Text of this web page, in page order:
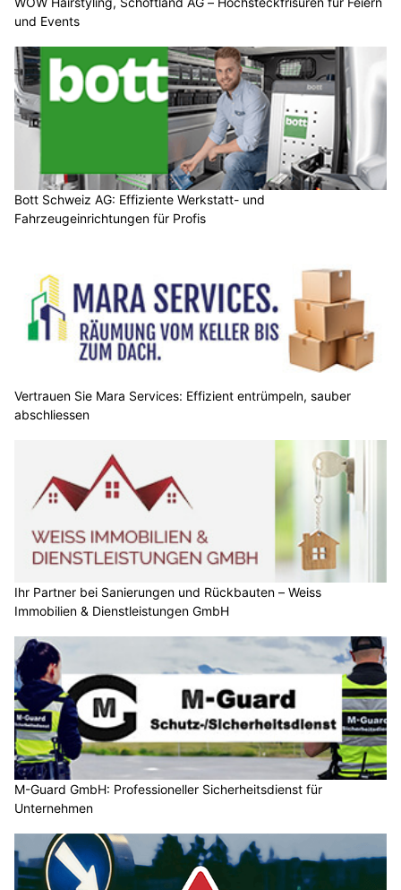
und Events
Bott Schweiz AG: Effiziente Werkstatt- und
Fahrzeugeinrichtungen für Profis
Vertrauen Sie Mara Services: Effizient entrümpeln, sauber
abschliessen
Ihr Partner bei Sanierungen und Rückbauten – Weiss
Immobilien & Dienstleistungen GmbH
M-Guard GmbH: Professioneller Sicherheitsdienst für
Unternehmen